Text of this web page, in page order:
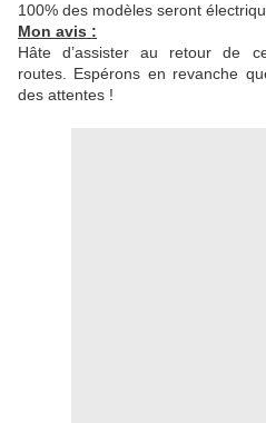
100% des modèles seront
Mon avis :
Hâte d’assister au retour de
routes. Espérons en revanche
des attentes !